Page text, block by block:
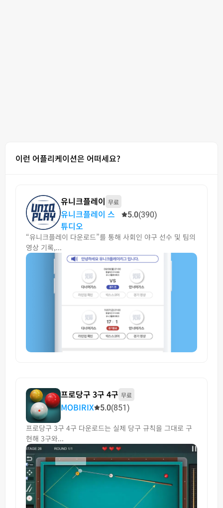
이런 어플리케이션은 어떠세요?
유니크플레이 무료
유니크플레이 스
튜디오
5.0(390)
“유니크플레이 다운로드”를 통해 사회인 야구 선수 및 팀의
영상 기록,...
프로당구 3구 4구 무료
MOBIRIX 5.0(851)
프로당구 3구 4구 다운로드는 실제 당구 규칙을 그대로 구
현해 3구와...